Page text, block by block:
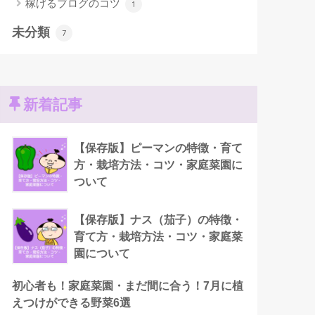
稼げるブログのコツ 1
未分類 7
新着記事
【保存版】ピーマンの特徴・育て
方・栽培方法・コツ・家庭菜園に
ついて
【保存版】ナス（茄子）の特徴・
育て方・栽培方法・コツ・家庭菜
園について
初心者も！家庭菜園・まだ間に合う！7月に植
えつけができる野菜6選